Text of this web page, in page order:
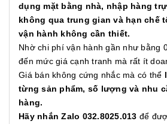
dụng mặt bằng nhà, nhập hàng
không qua trung gian và hạn chế
vận hành không cần thiết.
Nhờ chi phí vận hành gần như bằng
đến mức giá cạnh tranh mà rất ít
Giá bán không cứng nhắc mà có thể
từng sản phẩm, số lượng và nhu
hàng.
Hãy nhắn Zalo 032.8025.013 để